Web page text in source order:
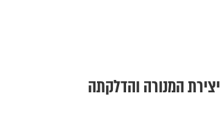
המנורה והדלקתה